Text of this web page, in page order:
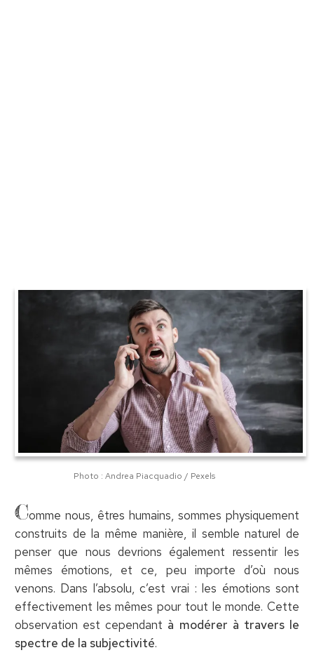
Photo : Andrea Piacquadio / Pexels
Comme nous, êtres humains, sommes physiquement
construits de la même manière, il semble naturel de
penser que nous devrions également ressentir les
mêmes émotions, et ce, peu importe d’où nous
venons. Dans l’absolu, c’est vrai : les émotions sont
effectivement les mêmes pour tout le monde. Cette
observation est cependant à modérer à travers le
spectre de la subjectivité.